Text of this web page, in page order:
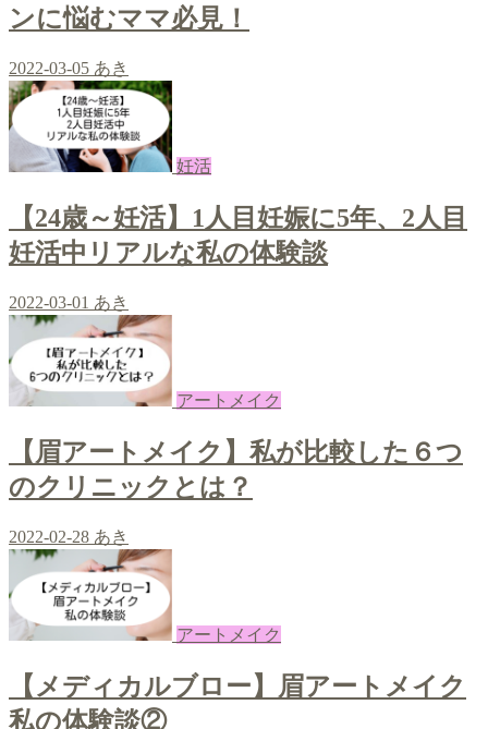
ンに悩むママ必見！
2022-03-05 あき
妊活
【24歳～妊活】1人目妊娠に5年、2人目
妊活中リアルな私の体験談
2022-03-01 あき
アートメイク
【眉アートメイク】私が比較した６つ
のクリニックとは？
2022-02-28 あき
アートメイク
【メディカルブロー】眉アートメイク
私の体験談②